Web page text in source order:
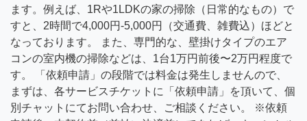
ます。例えば、1Rや1LDKの家の掃除（日常的なもの）で
すと、2時間で4,000円-5,000円（交通費、雑費込）ほどと
なっております。 また、専門的な、壁掛けタイプのエア
コンの室内機の掃除などは、1台1万円前後〜2万円程度で
す。 「依頼申請」の段階では料金は発生しませんので、
まずは、各サービスチケットに「依頼申請」を頂いて、個
別チャットにてお問い合わせ、ご相談ください。 ※依頼